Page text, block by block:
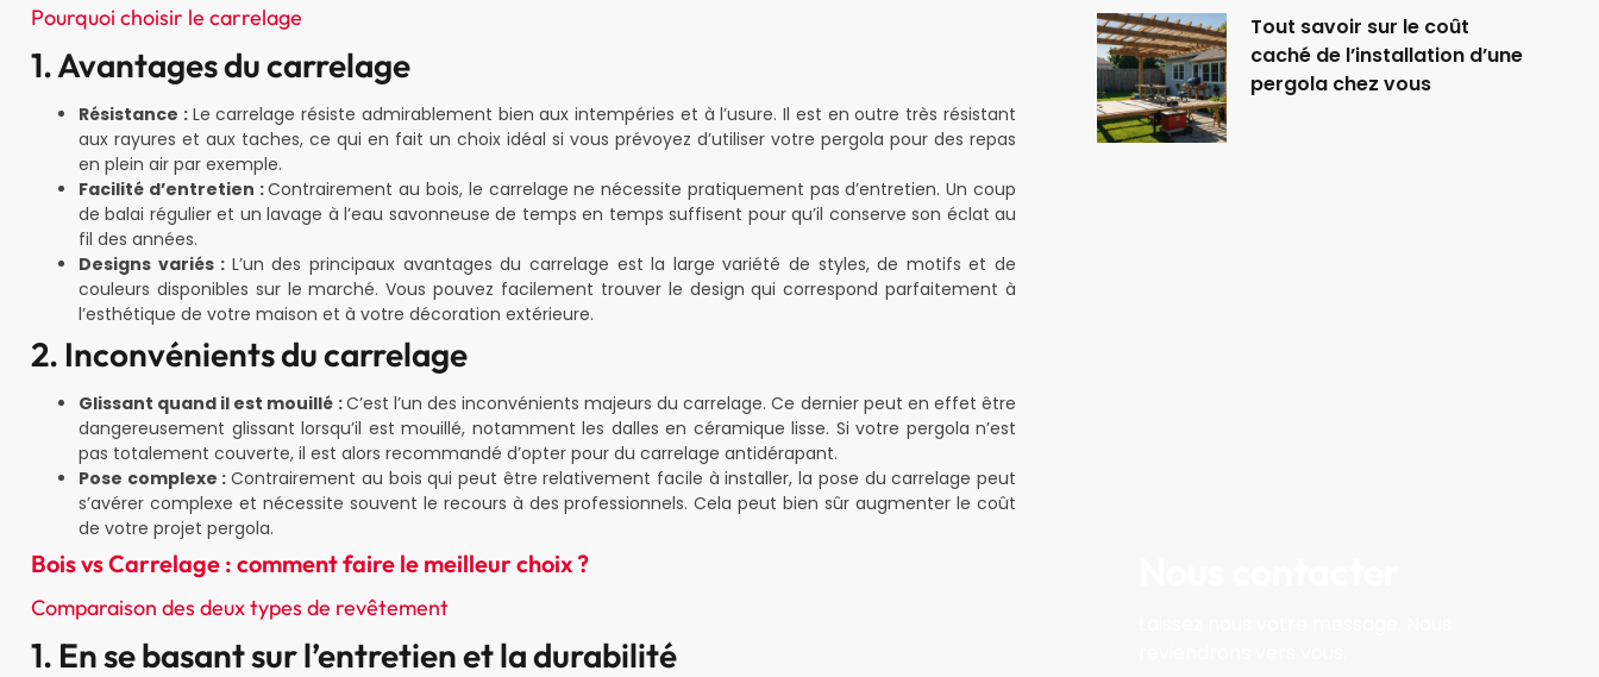
Pourquoi choisir le carrelage
1. Avantages du carrelage
Résistance : Le carrelage résiste admirablement bien aux intempéries et à l’usure. Il est en outre très résistant
aux rayures et aux taches, ce qui en fait un choix idéal si vous prévoyez d’utiliser votre pergola pour des repas
en plein air par exemple.
Facilité d’entretien :Contrairement au bois, le carrelage ne nécessite pratiquement pas d’entretien. Un coup
de balai régulier et un lavage à l’eau savonneuse de temps en temps suffisent pour qu’il conserve son éclat au
fil des années.
Designs variés : L’un des principaux avantages du carrelage est la large variété de styles, de motifs et de
couleurs disponibles sur le marché. Vous pouvez facilement trouver le design qui correspond parfaitement à
l’esthétique de votre maison et à votre décoration extérieure.
2. Inconvénients du carrelage
Glissant quand il est mouillé :C’est l’un des inconvénients majeurs du carrelage. Ce dernier peut en effet être
dangereusement glissant lorsqu’il est mouillé, notamment les dalles en céramique lisse. Si votre pergola n’est
pas totalement couverte, il est alors recommandé d’opter pour du carrelage antidérapant.
Pose complexe :Contrairement au bois qui peut être relativement facile à installer, la pose du carrelage peut
s’avérer complexe et nécessite souvent le recours à des professionnels. Cela peut bien sûr augmenter le coût
de votre projet pergola.
Bois vs Carrelage : comment faire le meilleur choix ?
Comparaison des deux types de revêtement
1. En se basant sur l’entretien et la durabilité
Tout savoir sur le coût
caché de l’installation d’une
pergola chez vous